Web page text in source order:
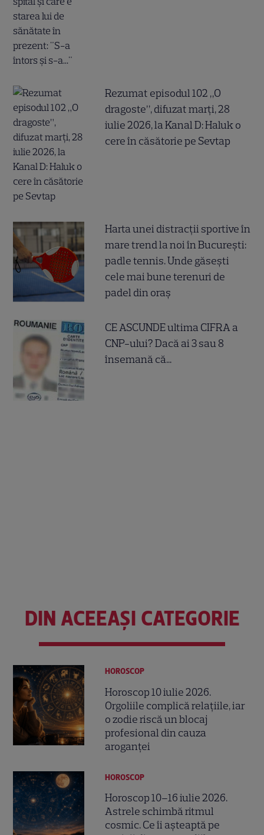
Rezumat episodul 102 „O
dragoste”, difuzat marți, 28
iulie 2026, la Kanal D: Haluk o
cere în căsătorie pe Sevtap
Harta unei distracții sportive în
mare trend la noi în București:
padle tennis. Unde găsești
cele mai bune terenuri de
padel din oraș
CE ASCUNDE ultima CIFRA a
CNP-ului? Dacă ai 3 sau 8
însemană că...
DIN ACEEAȘI CATEGORIE
HOROSCOP
Horoscop 10 iulie 2026.
Orgoliile complică relațiile, iar
o zodie riscă un blocaj
profesional din cauza
aroganței
HOROSCOP
Horoscop 10–16 iulie 2026.
Astrele schimbă ritmul
cosmic. Ce îi așteaptă pe